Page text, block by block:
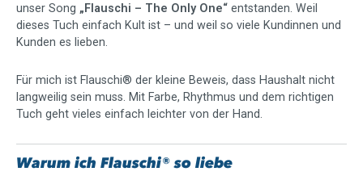
unser Song „Flauschi – The Only One“ entstanden. Weil
dieses Tuch einfach Kult ist – und weil so viele Kundinnen und
Kunden es lieben.
Für mich ist Flauschi® der kleine Beweis, dass Haushalt nicht
langweilig sein muss. Mit Farbe, Rhythmus und dem richtigen
Tuch geht vieles einfach leichter von der Hand.
Warum ich Flauschi® so liebe